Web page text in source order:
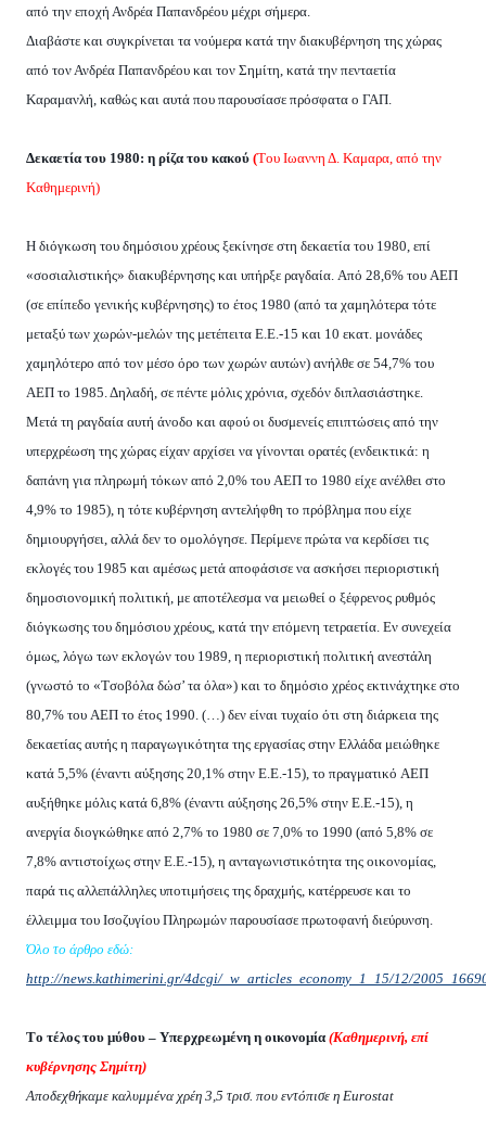
από την εποχή Ανδρέα Παπανδρέου μέχρι σήμερα.
Διαβάστε και συγκρίνεται τα νούμερα κατά την διακυβέρνηση της χώρας
από τον Ανδρέα Παπανδρέου και τον Σημίτη, κατά την πενταετία
Καραμανλή, καθώς και αυτά που παρουσίασε πρόσφατα ο ΓΑΠ.
Δεκαετία του 1980: η ρίζα του κακού (Tου Iωαννη Δ. Kαμαρα, από την
Καθημερινή)
H διόγκωση του δημόσιου χρέους ξεκίνησε στη δεκαετία του 1980, επί
«σοσιαλιστικής» διακυβέρνησης και υπήρξε ραγδαία. Aπό 28,6% του AEΠ
(σε επίπεδο γενικής κυβέρνησης) το έτος 1980 (από τα χαμηλότερα τότε
μεταξύ των χωρών-μελών της μετέπειτα E.E.-15 και 10 εκατ. μονάδες
χαμηλότερο από τον μέσο όρο των χωρών αυτών) ανήλθε σε 54,7% του
AEΠ το 1985. Δηλαδή, σε πέντε μόλις χρόνια, σχεδόν διπλασιάστηκε.
Mετά τη ραγδαία αυτή άνοδο και αφού οι δυσμενείς επιπτώσεις από την
υπερχρέωση της χώρας είχαν αρχίσει να γίνονται ορατές (ενδεικτικά: η
δαπάνη για πληρωμή τόκων από 2,0% του AEΠ το 1980 είχε ανέλθει στο
4,9% το 1985), η τότε κυβέρνηση αντελήφθη το πρόβλημα που είχε
δημιουργήσει, αλλά δεν το ομολόγησε. Περίμενε πρώτα να κερδίσει τις
εκλογές του 1985 και αμέσως μετά αποφάσισε να ασκήσει περιοριστική
δημοσιονομική πολιτική, με αποτέλεσμα να μειωθεί ο ξέφρενος ρυθμός
διόγκωσης του δημόσιου χρέους, κατά την επόμενη τετραετία. Eν συνεχεία
όμως, λόγω των εκλογών του 1989, η περιοριστική πολιτική ανεστάλη
(γνωστό το «Tσοβόλα δώσ’ τα όλα») και το δημόσιο χρέος εκτινάχτηκε στο
80,7% του AEΠ το έτος 1990. (…) δεν είναι τυχαίο ότι στη διάρκεια της
δεκαετίας αυτής η παραγωγικότητα της εργασίας στην Eλλάδα μειώθηκε
κατά 5,5% (έναντι αύξησης 20,1% στην E.E.-15), το πραγματικό AEΠ
αυξήθηκε μόλις κατά 6,8% (έναντι αύξησης 26,5% στην E.E.-15), η
ανεργία διογκώθηκε από 2,7% το 1980 σε 7,0% το 1990 (από 5,8% σε
7,8% αντιστοίχως στην E.E.-15), η ανταγωνιστικότητα της οικονομίας,
παρά τις αλλεπάλληλες υποτιμήσεις της δραχμής, κατέρρευσε και το
έλλειμμα του Iσοζυγίου Πληρωμών παρουσίασε πρωτοφανή διεύρυνση.
Όλο το άρθρο εδώ:
http://news.kathimerini.gr/4dcgi/_w_articles_economy_1_15/12/
Tο τέλος του μύθου – Yπερχρεωμένη η οικονομία (Καθημερινή, επί
κυβέρνησης Σημίτη)
Aποδεχθήκαμε καλυμμένα χρέη 3,5 τρισ. που εντόπισε η Eurostat